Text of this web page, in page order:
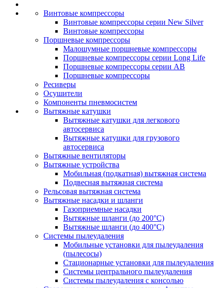
Винтовые компрессоры
Винтовые компрессоры серии New Silver
Винтовые компрессоры
Поршневые компрессоры
Малошумные поршневые компрессоры
Поршневые компрессоры серии Long Life
Поршневые компрессоры серии AB
Поршневые компрессоры
Ресиверы
Осушители
Компоненты пневмосистем
Вытяжные катушки
Вытяжные катушки для легкового
автосервиса
Вытяжные катушки для грузового
автосервиса
Вытяжные вентиляторы
Вытяжные устройства
Мобильная (подкатная) вытяжная система
Подвесная вытяжная система
Рельсовая вытяжная система
Вытяжные насадки и шланги
Газоприемные насадки
Вытяжные шланги (до 200°C)
Вытяжные шланги (до 400°C)
Системы пылеудаления
Мобильные установки для пылеудаления
(пылесосы)
Стационарные установки для пылеудаления
Системы центрального пылеудаления
Системы пылеудаления с консолью